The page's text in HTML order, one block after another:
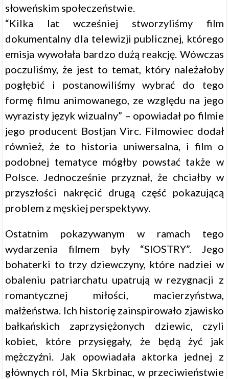
słoweńskim społeczeństwie.
“Kilka lat wcześniej stworzyliśmy film
dokumentalny dla telewizji publicznej, którego
emisja wywołała bardzo dużą reakcję. Wówczas
poczuliśmy, że jest to temat, który należałoby
pogłębić i postanowiliśmy wybrać do tego
formę filmu animowanego, ze względu na jego
wyrazisty język wizualny” – opowiadał po filmie
jego producent Bostjan Virc. Filmowiec dodał
również, że to historia uniwersalna, i film o
podobnej tematyce mógłby powstać także w
Polsce. Jednocześnie przyznał, że chciałby w
przyszłości nakręcić drugą część pokazującą
problem z męskiej perspektywy.
Ostatnim pokazywanym w ramach tego
wydarzenia filmem były “SIOSTRY”. Jego
bohaterki to trzy dziewczyny, które nadziei w
obaleniu patriarchatu upatrują w rezygnacji z
romantycznej miłości, macierzyństwa,
małżeństwa. Ich historię zainspirowało zjawisko
bałkańskich zaprzysiężonych dziewic, czyli
kobiet, które przysięgały, że będą żyć jak
mężczyźni. Jak opowiadała aktorka jednej z
głównych ról, Mia Skrbinac, w przeciwieństwie